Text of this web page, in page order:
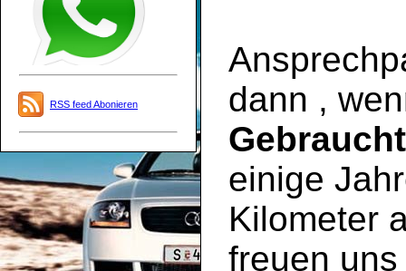
RSS feed Abonieren
dann ,
einige
Kilometer
freuen